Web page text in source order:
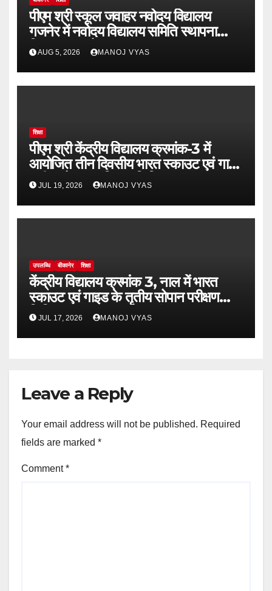
पीएम श्री स्कूल जवाहर नवोदय विद्यालय
गजनेर में नवोदय विद्यालय समिति स्थापना
दिवस का आयोजन
AUG 5, 2026 MANOJ VYAS
शिक्षा
पीएम श्री केंद्रीय विद्यालय क्रमांक-3 में
आयोजित तीन दिवसीय भारत स्काउट एवं गाइड
तृतीय सोपान प्रशिक्षण शिविर का समापन
JUL 19, 2026 MANOJ VYAS
उपलब्धि बीकानेर शिक्षा
केंद्रीय विद्यालय क्रमांक 3, नाल में भारत
स्काउट एवं गाइड के तृतीय सोपान परीक्षण
शिविर-2026 का भव्य शुभारंभ
JUL 17, 2026 MANOJ VYAS
Leave a Reply
Your email address will not be published. Required
fields are marked *
Comment*